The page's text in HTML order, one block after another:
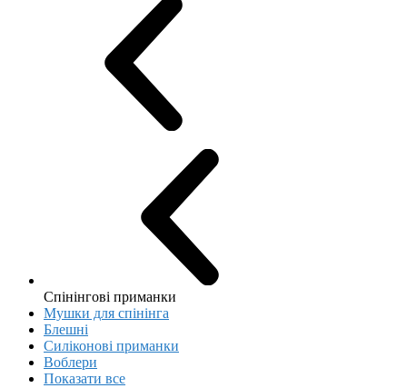
Спінінгові приманки
Мушки для спінінга
Блешні
Cиліконові приманки
Воблери
Показати все